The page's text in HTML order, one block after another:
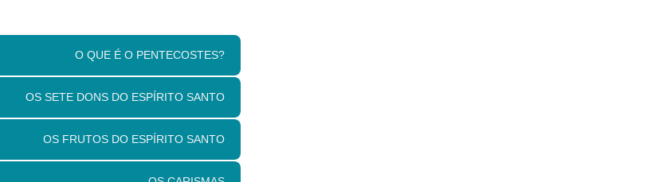
O QUE É O PENTECOSTES?
OS SETE DONS DO ESPÍRITO SANTO
OS FRUTOS DO ESPÍRITO SANTO